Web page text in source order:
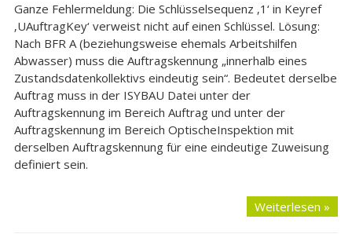
Ganze Fehlermeldung: Die Schlüsselsequenz ‚1‘ in Keyref
‚UAuftragKey‘ verweist nicht auf einen Schlüssel. Lösung:
Nach BFR A (beziehungsweise ehemals Arbeitshilfen
Abwasser) muss die Auftragskennung „innerhalb eines
Zustandsdatenkollektivs eindeutig sein“. Bedeutet derselbe
Auftrag muss in der ISYBAU Datei unter der
Auftragskennung im Bereich Auftrag und unter der
Auftragskennung im Bereich OptischeInspektion mit
derselben Auftragskennung für eine eindeutige Zuweisung
definiert sein.
Weiterlesen »